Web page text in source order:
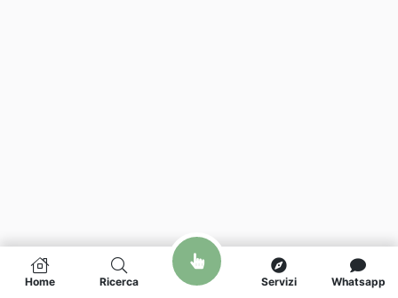
Home Ricerca Servizi Whatsapp